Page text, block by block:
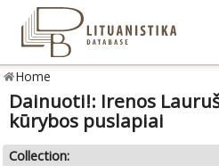
Home
Dainuoti!: Irenos
kūrybos puslapiai
Collection: